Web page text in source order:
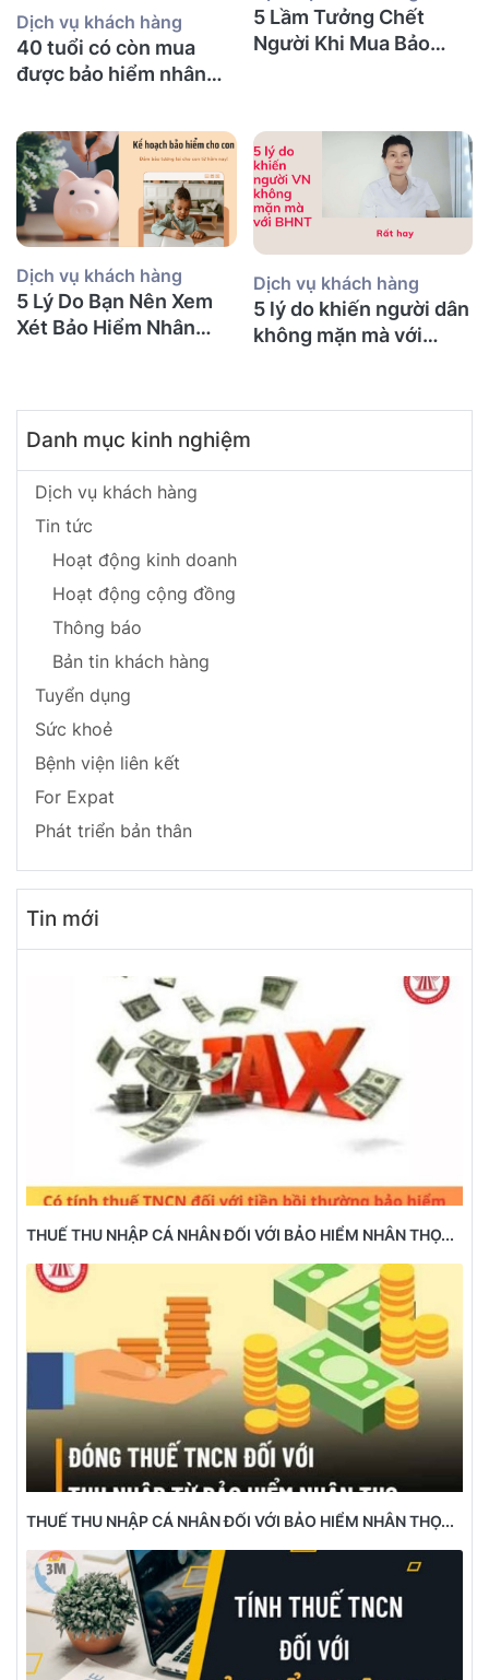
Dịch vụ khách hàng
40 tuổi có còn mua
được bảo hiểm nhân
bảo hiểm gì?
5 Lầm Tưởng Chết
Người Khi Mua Bảo
Dịch vụ khách hàng
5 Lý Do Bạn Nên Xem
Xét Bảo Hiểm Nhân
Dịch vụ khách hàng
5 lý do khiến người dân
không mặn mà với
Danh mục kinh nghiệm
Dịch vụ khách hàng
Tin tức
Hoạt động kinh doanh
Hoạt động cộng đồng
Thông báo
Bản tin khách hàng
Tuyển dụng
Sức khoẻ
Bệnh viện liên kết
For Expat
Phát triển bản thân
Tin mới
THUẾ THU NHẬP CÁ NHÂN ĐỐI VỚI BẢO HIỂM NHÂN THỌ...
THUẾ THU NHẬP CÁ NHÂN ĐỐI VỚI BẢO HIỂM NHÂN THỌ...